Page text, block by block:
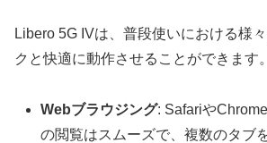
Libero 5G IVは、普段使いにおける様
クと快適に動作させることができます。
Webブラウジング: Safariや
の閲覧はスムーズで、複数のタブ